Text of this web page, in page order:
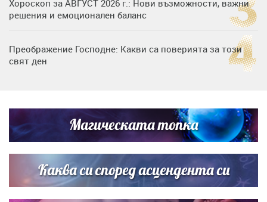
Хороскоп за АВГУСТ 2026 г.: Нови възможности, важни
решения и емоционален баланс
Преображение Господне: Какви са поверията за този
свят ден
си деца на семейна морска приказка
Звездна ваканция в Майорка: Дженифър Анистън,
Кортни Кокс и Джим Къртис заедно на яхта
Магическата топка
Каква си според асцендента си